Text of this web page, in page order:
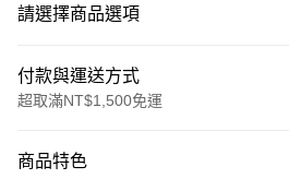
請選擇商品選項
付款與運送方式
超取滿NT$1,500免運
信用卡一次付款
商品特色